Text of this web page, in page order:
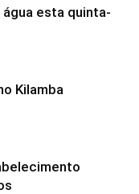
esta quinta-
Kilamba